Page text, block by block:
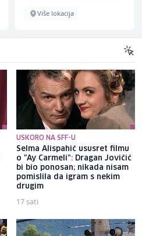
Više lokacija
USKORO NA SFF-U
Selma Alispahić ususret filmu
o "Ay Carmeli": Dragan Jovičić
bi bio ponosan; nikada nisam
pomislila da igram s nekim
drugim
17 sati